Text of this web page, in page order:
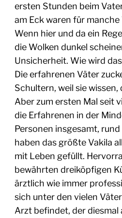
ersten Stunden beim
am Eck waren für manche
Wenn hier und da ein
die Wolken dunkel
Unsicherheit. Wie wird
Die erfahrenen Väter
Schultern, weil sie wissen,
Aber zum ersten Mal seit
die Erfahrenen in der
Personen insgesamt,
haben das größte Vakila
mit Leben gefüllt.
bewährten dreiköpfigen
ärztlich wie immer
sich unter den vielen
Arzt befindet, der diesmal